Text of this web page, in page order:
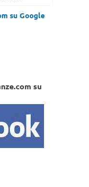
su Google
su